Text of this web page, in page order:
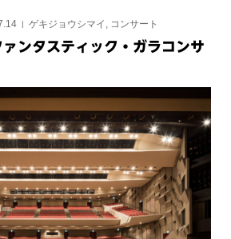
ゲキジョウシマイ , コンサート
ンタスティック・ガラコンサ